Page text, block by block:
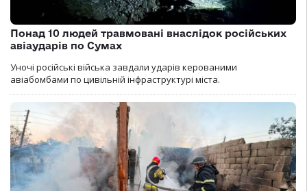
Понад 10 людей травмовані внаслідок російських
авіаударів по Сумах
Уночі російські війська завдали ударів керованими
авіабомбами по цивільній інфраструктурі міста.